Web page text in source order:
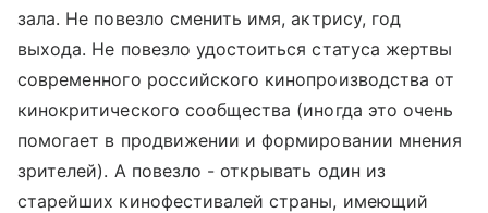
зала. Не повезло сменить имя, актрису, год
выхода. Не повезло удостоиться статуса жертвы
современного российского кинопроизводства от
кинокритического сообщества (иногда это очень
помогает в продвижении и формировании мнения
зрителей). А повезло - открывать один из
старейших кинофестивалей страны, имеющий